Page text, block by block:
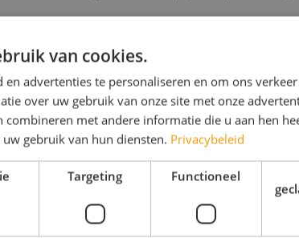
van cookies.
advertenties te personaliseren en om ons
over uw gebruik van onze site met onze
combineren met andere informatie die u aan hen
gebruik van hun diensten. Privacybeleid
Targeting Functioneel